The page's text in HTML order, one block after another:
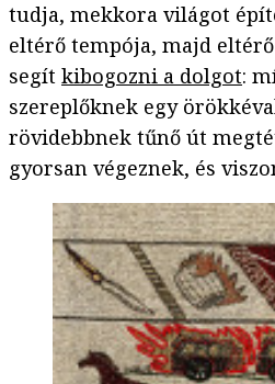
tudja, mekkora világot
eltérő tempója, majd
segít kibogozni a dolgot:
szereplőknek egy
rövidebbnek tűnő út
gyorsan végeznek, és